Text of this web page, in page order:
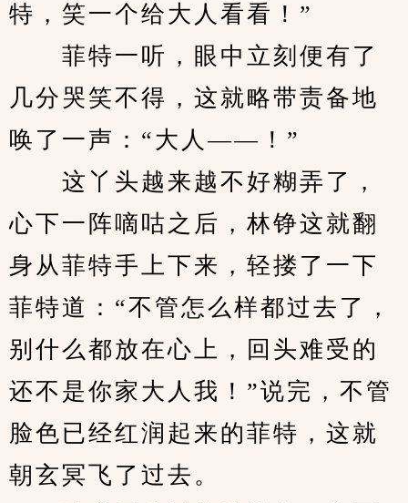
特，笑一个给大人看看！”
菲特一听，眼中立刻便有了
几分哭笑不得，这就略带责备地
唤了一声：“大人——！”
这丫头越来越不好糊弄了，
心下一阵嘀咕之后，林铮这就翻
身从菲特手上下来，轻搂了一下
菲特道：“不管怎么样都过去了，
别什么都放在心上，回头难受的
还不是你家大人我！”说完，不管
脸色已经红润起来的菲特，这就
朝玄冥飞了过去。